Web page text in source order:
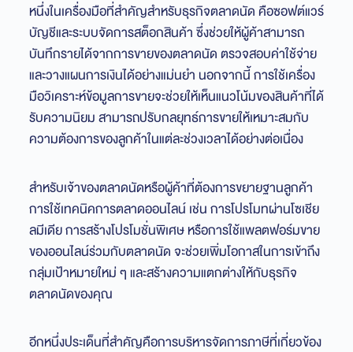
หนึ่งในเครื่องมือที่สำคัญสำหรับธุรกิจตลาดนัด คือซอฟต์แวร์
บัญชีและระบบจัดการสต็อกสินค้า ซึ่งช่วยให้ผู้ค้าสามารถ
บันทึกรายได้จากการขายของตลาดนัด ตรวจสอบค่าใช้จ่าย
และวางแผนการเงินได้อย่างแม่นยำ นอกจากนี้ การใช้เครื่อง
มือวิเคราะห์ข้อมูลการขายจะช่วยให้เห็นแนวโน้มของสินค้าที่ได้
รับความนิยม สามารถปรับกลยุทธ์การขายให้เหมาะสมกับ
ความต้องการของลูกค้าในแต่ละช่วงเวลาได้อย่างต่อเนื่อง
สำหรับเจ้าของตลาดนัดหรือผู้ค้าที่ต้องการขยายฐานลูกค้า
การใช้เทคนิคการตลาดออนไลน์ เช่น การโปรโมทผ่านโซเชีย
ลมีเดีย การสร้างโปรโมชั่นพิเศษ หรือการใช้แพลตฟอร์มขาย
ของออนไลน์ร่วมกับตลาดนัด จะช่วยเพิ่มโอกาสในการเข้าถึง
กลุ่มเป้าหมายใหม่ ๆ และสร้างความแตกต่างให้กับธุรกิจ
ตลาดนัดของคุณ
อีกหนึ่งประเด็นที่สำคัญคือการบริหารจัดการภาษีที่เกี่ยวข้อง